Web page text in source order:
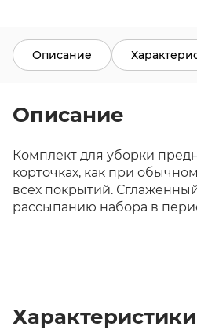
Описание
Описание
Комплект для уборки
корточках, как при
всех покрытий.
рассыпанию набора в
Характеристики